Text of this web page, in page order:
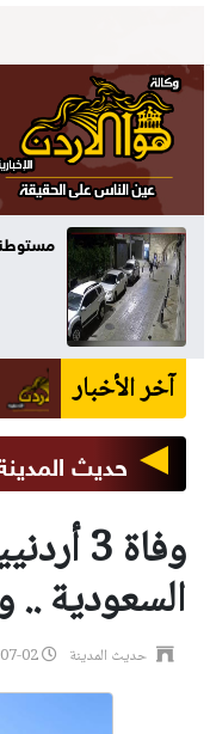
آخر الأخبار
حديث
وفاة
السعودية ..
حديث المدينة